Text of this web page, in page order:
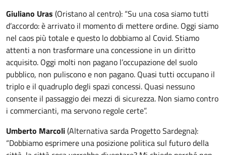
Giuliano Uras (Oristano al centro): “Su una cosa siamo tutti
d’accordo: è arrivato il momento di mettere ordine. Oggi siamo
nel caos più totale e questo lo dobbiamo al Covid. Stiamo
attenti a non trasformare una concessione in un diritto
acquisito. Oggi molti non pagano l’occupazione del suolo
pubblico, non puliscono e non pagano. Quasi tutti occupano il
triplo e il quadruplo degli spazi concessi. Quasi nessuno
consente il passaggio dei mezzi di sicurezza. Non siamo contro
i commercianti, ma servono regole certe”.
Umberto Marcoli(Alternativa sarda Progetto Sardegna):
“Dobbiamo esprimere una posizione politica sul futuro della